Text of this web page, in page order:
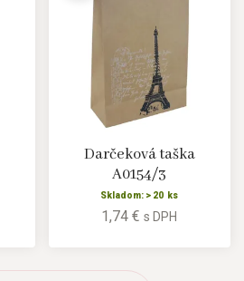
Darčeková taška
A0154/3
Skladom: > 20 ks
1,74 €s DPH